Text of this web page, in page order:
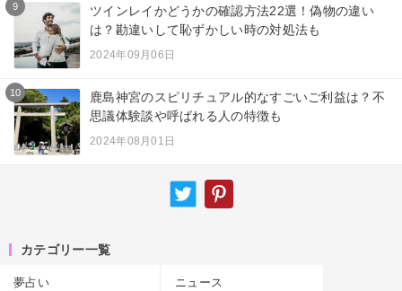
9
ツインレイかどうかの確認方法22選！偽物の違い
は？勘違いして恥ずかしい時の対処法も
2024年09月06日
10
鹿島神宮のスピリチュアル的なすごいご利益は？不
思議体験談や呼ばれる人の特徴も
2024年08月01日
カテゴリー一覧
夢占い ニュース